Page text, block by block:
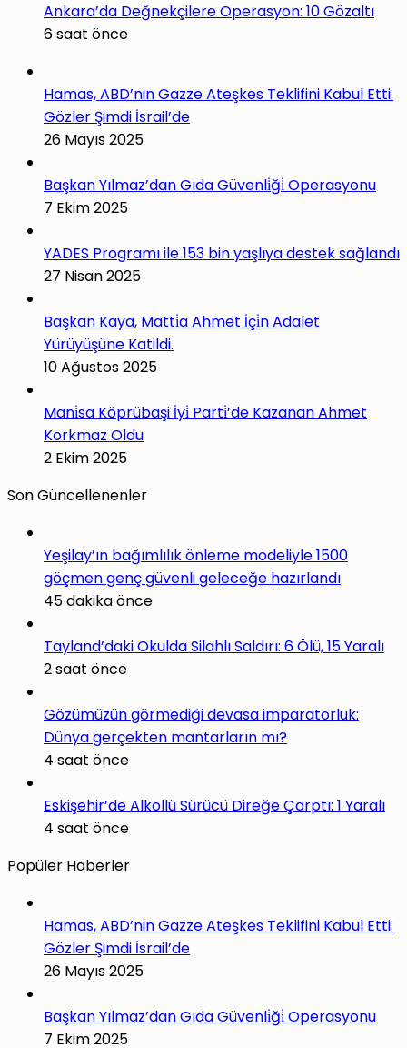
Ankara’da Değnekçilere Operasyon: 10 Gözaltı
6 saat önce
Hamas, ABD’nin Gazze Ateşkes Teklifini Kabul Etti:
Gözler Şimdi İsrail’de
26 Mayıs 2025
Başkan Yılmaz’dan Gıda Güvenli̇ği̇ Operasyonu
7 Ekim 2025
YADES Programı ile 153 bin yaşlıya destek sağlandı
27 Nisan 2025
Başkan Kaya, Matti̇a Ahmet İçi̇n Adalet
Yürüyüşüne Katildi.
10 Ağustos 2025
Mani̇sa Köprübaşi İyi̇ Parti̇’de Kazanan Ahmet
Korkmaz Oldu
2 Ekim 2025
Son Güncellenenler
Yeşilay’ın bağımlılık önleme modeliyle 1500
göçmen genç güvenli geleceğe hazırlandı
45 dakika önce
Tayland’daki Okulda Silahlı Saldırı: 6 Ölü, 15 Yaralı
2 saat önce
Gözümüzün görmediği devasa imparatorluk:
Dünya gerçekten mantarların mı?
4 saat önce
Eskişehir’de Alkollü Sürücü Direğe Çarptı: 1 Yaralı
4 saat önce
Popüler Haberler
Hamas, ABD’nin Gazze Ateşkes Teklifini Kabul Etti:
Gözler Şimdi İsrail’de
26 Mayıs 2025
Başkan Yılmaz’dan Gıda Güvenli̇ği̇ Operasyonu
7 Ekim 2025